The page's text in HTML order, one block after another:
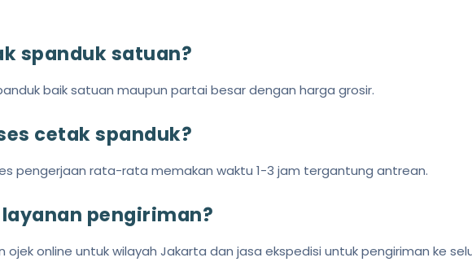
spanduk satuan?
baik satuan maupun partai besar dengan harga grosir.
cetak spanduk?
pengerjaan rata-rata memakan waktu 1-3 jam tergantung antrean.
pengiriman?
ojek online untuk wilayah Jakarta dan jasa ekspedisi untuk pengiriman ke